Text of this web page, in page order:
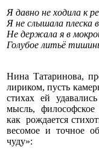
Я давно не ходила к
Я не слышала плеска
Не держала я в
Голубое литьё
Нина Татаринова,
лириком, пусть
стихах ей
мысль,
как рождается
весомое и точное
чуду»: